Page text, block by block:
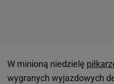
W minioną niedzielę
wygranych wyjazdowych